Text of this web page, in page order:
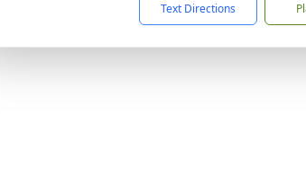
Text Directions